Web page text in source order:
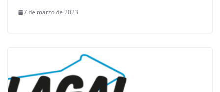
7 de marzo de 2023